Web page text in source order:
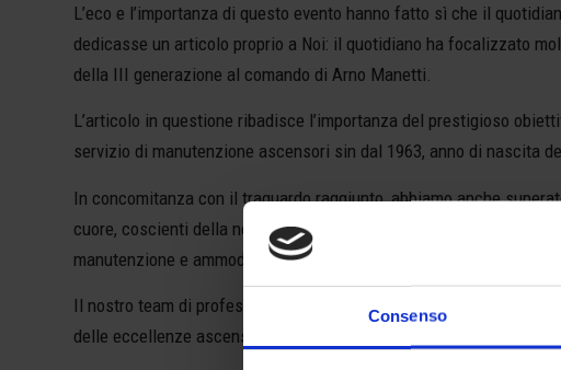
Consenso
L’eco e l’importanza di questo evento hanno fatto sì che il
dedicasse un articolo proprio a Noi: il quotidiano ha focalizzato
della III generazione al comando di Arno Manetti.
L’articolo in questione ribadisce l’importanza del prestigioso
servizio di manutenzione ascensori sin dal 1963, anno di nascita
In concomitanza con il traguardo raggiunto, abbiamo anche
cuore, coscienti della nostra responsabilità nel mantenimento
manutenzione e ammodernamento di ogni tipo di modello di
Il nostro team di professionisti, infatti, è qualificato e
delle eccellenze ascensoristiche italiane, portando avanti da oltre